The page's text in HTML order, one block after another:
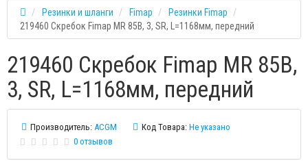
Резинки и шланги Fimap
Резинки Fimap
219460 Скребок Fimap MR 85B, 3, SR, L=1168мм, передний
219460 Скребок Fimap MR 85B,
3, SR, L=1168мм, передний
Производитель: ACGM Код Товара: Не указано
0 отзывов